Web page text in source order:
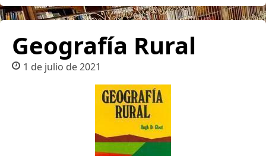
Geografía Rural
1 de julio de 2021